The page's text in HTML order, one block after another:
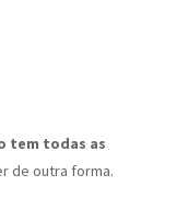
tem todas as
de outra forma.